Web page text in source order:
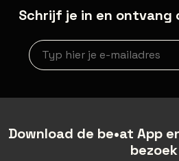
Schrijf je in en ontvang
Nieuwsbrief aanmelding
Download de be•at App
bezoek